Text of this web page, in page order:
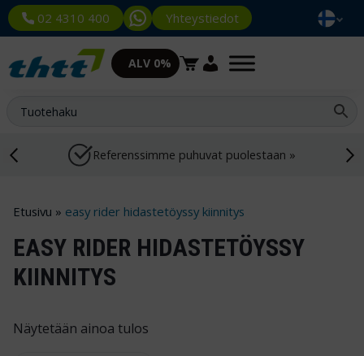
02 4310 400 Yhteystiedot
ALV 0%
Referenssimme puhuvat puolestaan »
Etusivu » easy rider hidastetöyssy kiinnitys
EASY RIDER HIDASTETÖYSSY
KIINNITYS
Näytetään ainoa tulos